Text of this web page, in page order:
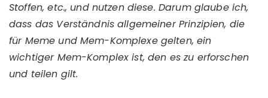
Stoffen, etc., und nutzen diese. Darum glaube ich,
dass das Verständnis allgemeiner Prinzipien, die
für Meme und Mem-Komplexe gelten, ein
wichtiger Mem-Komplex ist, den es zu erforschen
und teilen gilt.